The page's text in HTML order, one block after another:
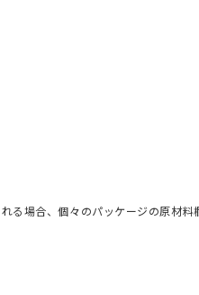
場合、個々のパッケージの原材料